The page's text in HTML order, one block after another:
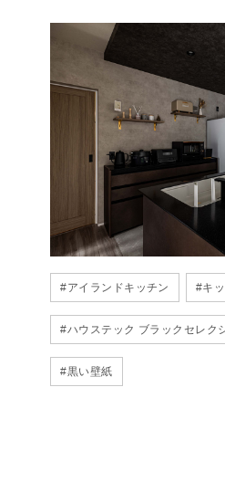
#アイランドキッチン #キ
#ハウステック ブラックセレク
#黒い壁紙